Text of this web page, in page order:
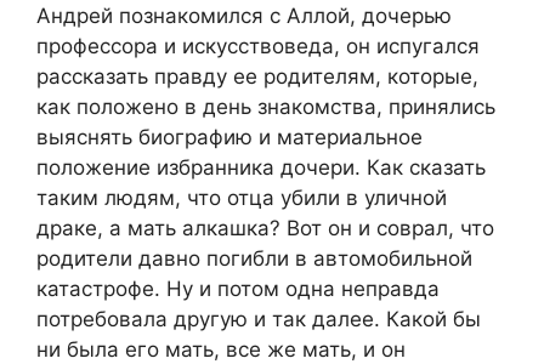
Андрей познакомился с Аллой, дочерью
профессора и искусствоведа, он испугался
рассказать правду ее родителям, которые,
как положено в день знакомства, принялись
выяснять биографию и материальное
положение избранника дочери. Как сказать
таким людям, что отца убили в уличной
драке, а мать алкашка? Вот он и соврал, что
родители давно погибли в автомобильной
катастрофе. Ну и потом одна неправда
потребовала другую и так далее. Какой бы
ни была его мать, все же мать, и он